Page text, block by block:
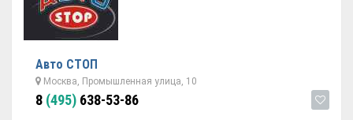
Авто СТОП
Москва, Промышленная улица, 10
8 (495) 638-53-86